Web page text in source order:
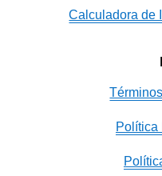
Calculadora de
Política